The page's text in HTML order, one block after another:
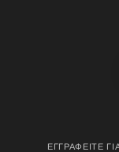
ΕΓΓΡΑΦΕΊΤΕ